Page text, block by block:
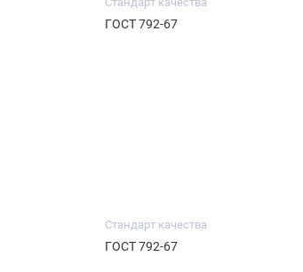
ГОСТ 792-67
Стандарт качества
ГОСТ 792-67